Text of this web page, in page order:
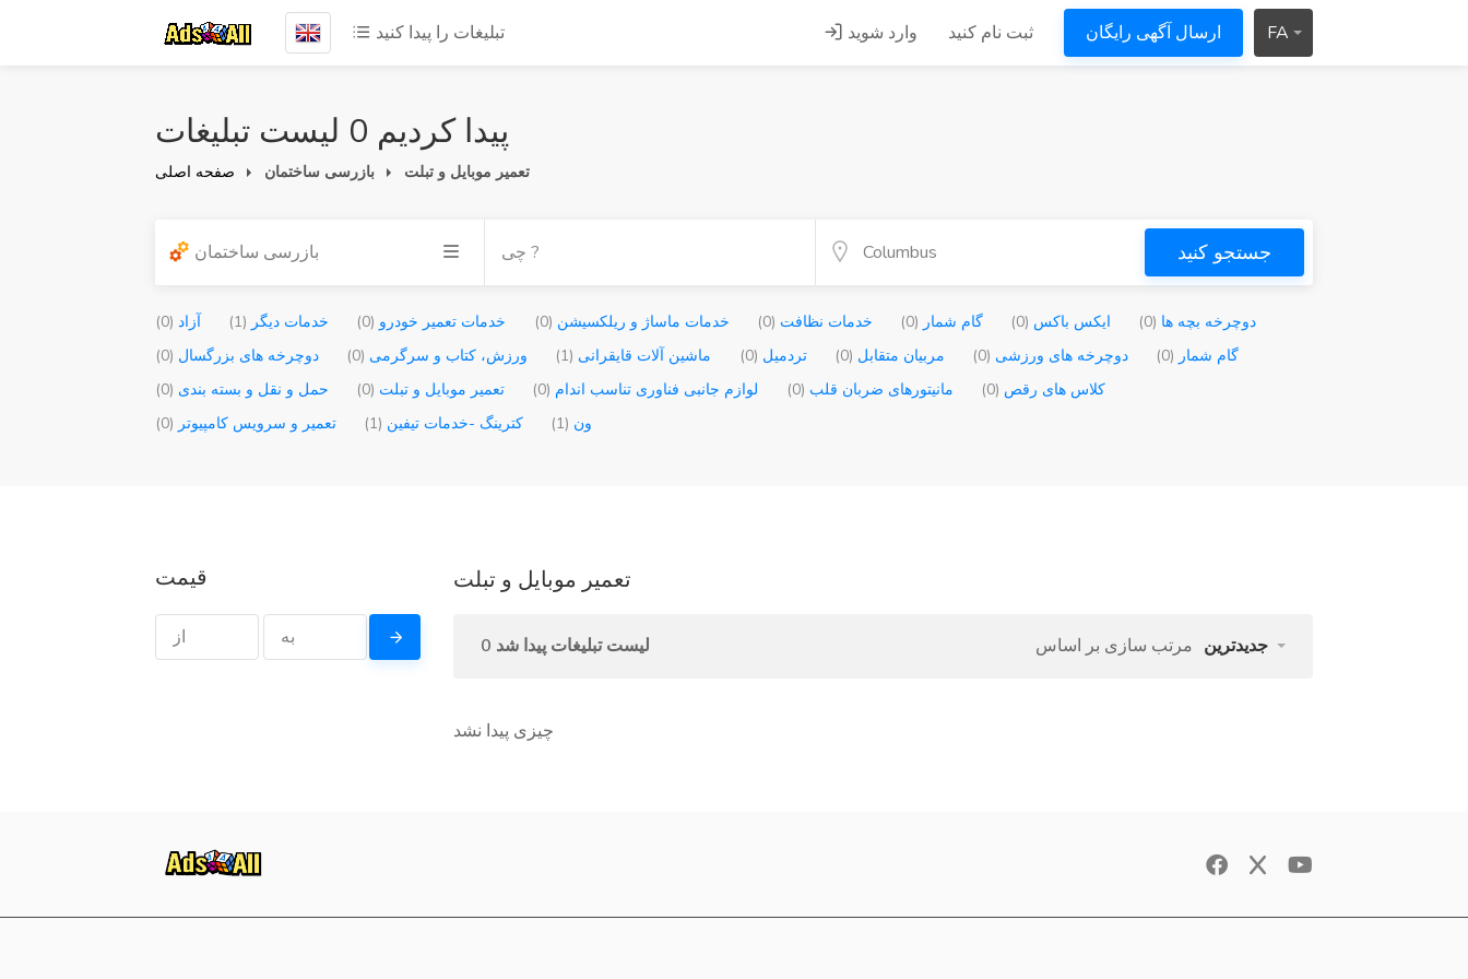
تبلیغات را پیدا کنید وارد شوید ثبت نام کنید ارسال آگهی رایگان FA
پیدا کردیم 0 لیست تبلیغات
صفحه اصلی بازرسی ساختمان تعمیر موبایل و تبلت
بازرسی ساختمان جستجو کنید
آزاد (0) خدمات دیگر (1) خدمات تعمیر خودرو (0) خدمات ماساژ و ریلکسیشن (0) خدمات نظافت (0) گام شمار (0) ایکس باکس (0) دوچرخه بچه ها (0)
دوچرخه های بزرگسال (0) ورزش، کتاب و سرگرمی (0) ماشین آلات قایقرانی (1) تردمیل (0) مربیان متقابل (0) دوچرخه های ورزشی (0) گام شمار (0)
حمل و نقل و بسته بندی (0) تعمیر موبایل و تبلت (0) لوازم جانبی فناوری تناسب اندام (0) مانیتورهای ضربان قلب (0) کلاس های رقص (0)
تعمیر و سرویس کامپیوتر (0) کترینگ -خدمات تیفین (1) ون (1)
قیمت تعمیر موبایل و تبلت
0 لیست تبلیغات پیدا شد مرتب سازی بر اساس جدیدترین
چیزی پیدا نشد